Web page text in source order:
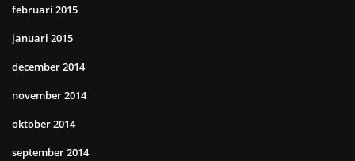
februari 2015
januari 2015
december 2014
november 2014
oktober 2014
september 2014